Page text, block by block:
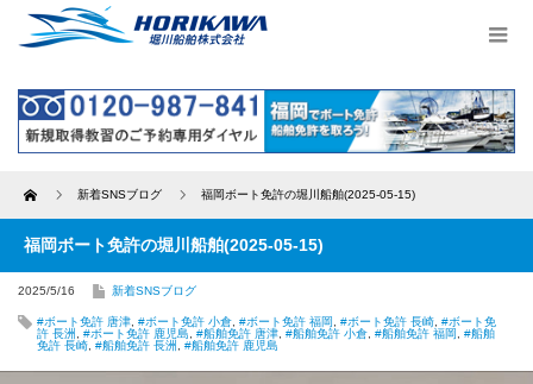
Home 新着SNSブログ 福岡ボート免許の堀川船舶(2025-05-15)
福岡ボート免許の堀川船舶(2025-05-15)
2025/5/16 新着SNSブログ
#ボート免許 唐津 #ボート免許 小倉 #ボート免許 福岡 #ボート免許 長崎 #ボート免
許 長洲
#ボート免許 鹿児島 #船舶免許 唐津 #船舶免許 小倉 #船舶免許 福岡
#船舶
免許 長崎 #船舶免許 長洲 #船舶免許 鹿児島